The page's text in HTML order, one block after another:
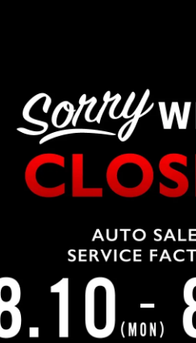
しました。 今回は特に痛み
すので年数が経過していくと
は特にアメ車では多いのでは